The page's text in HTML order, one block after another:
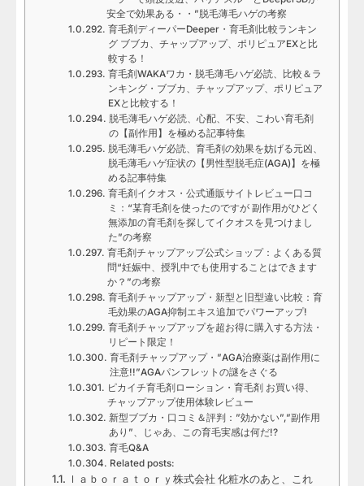
安全で効果ある・・”脱毛薄毛ハゲの考察
育毛剤ディーパーDeeper・育毛剤比較ランキン
グ ブブカ、チャップアップ、ポリピュアEXと比
較する！
育毛剤WAKAワカ・脱毛薄毛ハゲ必読、比較＆ラ
ンキング・ブブカ、チャップアップ、ポリピュア
EXと比較する！
脱毛薄毛ハゲ必読、心配、不安、こわい育毛剤
の【副作用】を極める記事特集
脱毛薄毛ハゲ必読、育毛剤の効果を妨げる元凶、
脱毛薄毛ハゲ症状の【男性型脱毛症(AGA)】を極
める記事特集
育毛剤イクオス・公式通販サイトレビュー口コ
ミ：“某育毛剤を使ったのですが 副作用がひどく
無添加の育毛剤を探してイクオスを見つけまし
た”の考察
育毛剤チャップアップ公式ショップ：よくある質
問“妊娠中、授乳中でも使用することはできます
か？”の考察
育毛剤チャップアップ・新型と旧型違い比較：育
毛効果のAGA抑制エキス追加でパワーアップ!
育毛剤チャップアップを超お得に購入する方法・
リピート限定！
育毛剤チャップアップ・”AGA治療薬は副作用に
注意!!”AGAパンフレットの謎をさぐる
ピカイチ育毛剤ローション・育毛剤 お買い得、
チャップアップ使用体験レビュー
新型ブブカ・口コミ＆評判：”効かない”,”副作用
あり”、じゃあ、この育毛実感は何だ!?
育毛Q&A
Related posts:
ｌａｂｏｒａｔｏｒｙ株式会社 化粧水のあと、これ